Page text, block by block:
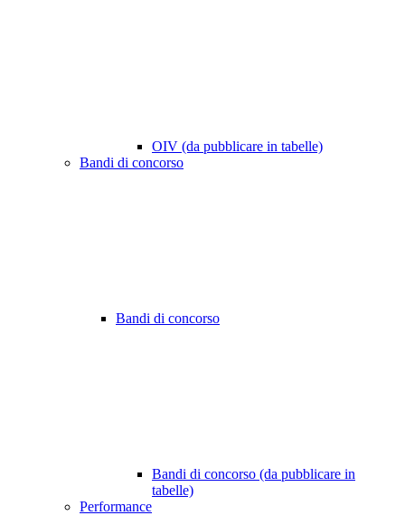
OIV (da pubblicare in tabelle)
Bandi di concorso
Bandi di concorso
Bandi di concorso (da pubblicare in
tabelle)
Performance